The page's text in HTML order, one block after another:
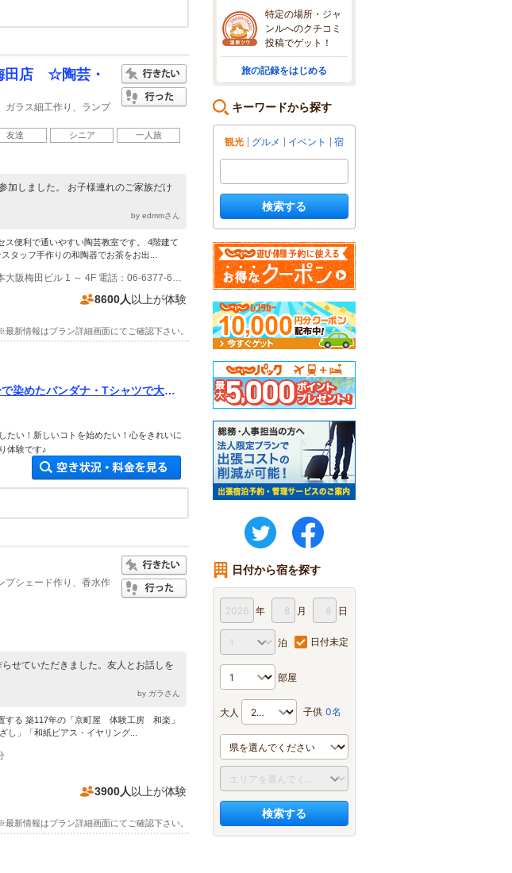
田店 ☆陶芸・
ガラス細工作り、ランプ
友達 シニア 一人旅
加しました。 お子様連れのご家族だけ
by edmmさん
便利で通いやすい陶芸教室です。 4階建て
ッフ手作りの和陶器でお茶をお出...
(1)住所：大阪府大阪市北区芝田 1-10-3 野本大阪梅田ビル 1 ～ 4F 電話：06-6377-6777 阪急「大阪梅田駅」茶屋町口から 3 番街（キディランド大阪）を右手に北へ直進。 左手の DD ハウス大阪を過ぎたら左折すぐ。 ★お車で大阪梅田店にお越しのお客様へ 近隣のコインパーキングをご利用ください。
8600人 以上が体験
最新情報はプラン詳細画面にてご確認下さい。
染めたバンダナ・Tシャツで大人
い！新しいコトを始めたい！心をきれいに
体験です♪
空き状況・料金を見る
プシェード作り、香水作
せていただきました。友人とお話しを
by ガラさん
する 築117年の「京町屋 体験工房 和楽」
」「和紙ピアス・イヤリング...
3900人 以上が体験
最新情報はプラン詳細画面にてご確認下さい。
特定の場所・ジャ
ンルへのクチコミ
投稿でゲット！
旅の記録をはじめる
キーワードから探す
観光 グルメ イベント 宿
検索する
twitter
日付から宿を探す
年 月 日
泊 日付未定
部屋
大人 子供 0名
検索する